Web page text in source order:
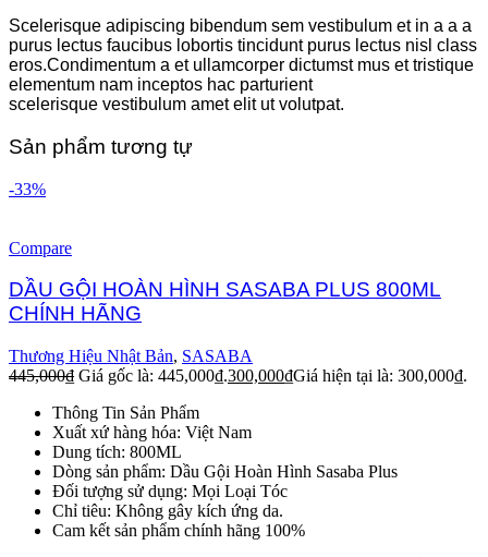
Scelerisque adipiscing bibendum sem vestibulum et in a a a
purus lectus faucibus lobortis tincidunt purus lectus nisl class
eros.Condimentum a et ullamcorper dictumst mus et tristique
elementum nam inceptos hac parturient
scelerisque vestibulum amet elit ut volutpat.
Sản phẩm tương tự
-33%
Compare
DẦU GỘI HOÀN HÌNH SASABA PLUS 800ML
CHÍNH HÃNG
Thương Hiệu Nhật Bản, SASABA
445,000₫ Giá gốc là: 445,000₫.300,000₫Giá hiện tại là: 300,000₫.
Thông Tin Sản Phẩm
Xuất xứ hàng hóa: Việt Nam
Dung tích: 800ML
Dòng sản phẩm: Dầu Gội Hoàn Hình Sasaba Plus
Đối tượng sử dụng: Mọi Loại Tóc
Chỉ tiêu: Không gây kích ứng da.
Cam kết sản phẩm chính hãng 100%